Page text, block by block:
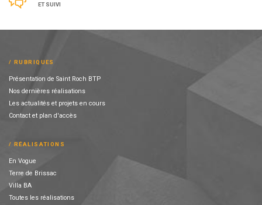
ET SUIVI
RUBRIQUES
Présentation de Saint Roch BTP
Nos dernières réalisations
Les actualités et projets en cours
Contact et plan d'accès
RÉALISATIONS
En Vogue
Terre de Brissac
Villa BA
Toutes les réalisations